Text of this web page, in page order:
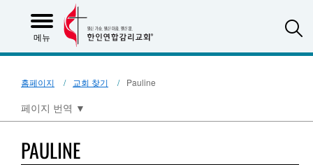
메뉴
홈페이지 교회 찾기 Pauline
페이지 번역 ▼
PAULINE